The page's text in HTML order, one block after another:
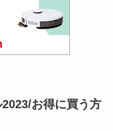
お得に買う方